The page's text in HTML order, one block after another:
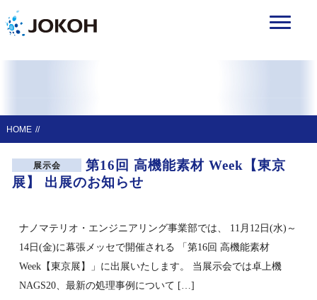
HOME
展示会
第16回 高機能素材 Week【東京
展】 出展のお知らせ
ナノマテリオ・エンジニアリング事業部では、 11月12日(水)～
14日(金)に幕張メッセで開催される 「第16回 高機能素材
Week【東京展】」に出展いたします。 当展示会では卓上機
NAGS20、最新の処理事例について […]